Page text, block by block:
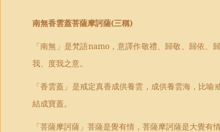
南無香雲蓋菩薩摩訶薩(三稱)
「南無」是梵語namo，意譯作敬禮、歸敬、歸依、
我、度我之意。
「香雲蓋」是戒定真香成供養雲，成供養雲海，比
結成寶蓋。
「菩薩摩訶薩」菩薩是覺有情，菩薩摩訶薩是大覺有